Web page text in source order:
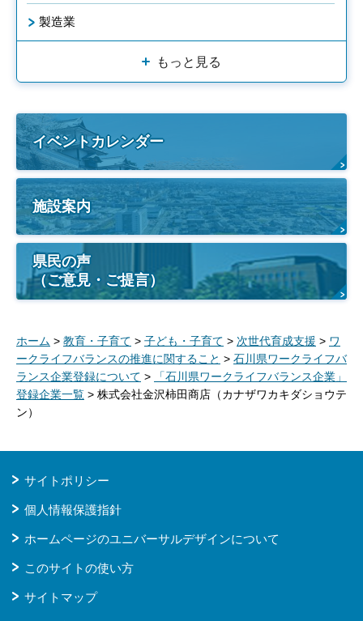
製造業
もっと見る
イベントカレンダー
施設案内
県民の声
（ご意見・ご提言）
ホーム > 教育・子育て > 子ども・子育て > 次世代育成支援 > ワ
ークライフバランスの推進に関すること > 石川県ワークライフバ
ランス企業登録について >
「石川県ワークライフバランス企業」
登録企業一覧 > 株式会社金沢柿田商店（カナザワカキダショウテ
ン）
サイトポリシー
個人情報保護指針
ホームページのユニバーサルデザインについて
このサイトの使い方
サイトマップ